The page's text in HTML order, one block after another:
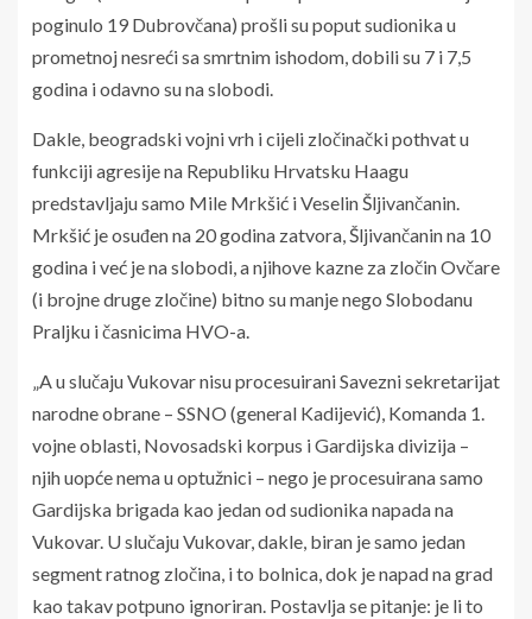
poginulo 19 Dubrovčana) prošli su poput sudionika u
prometnoj nesreći sa smrtnim ishodom, dobili su 7 i 7,5
godina i odavno su na slobodi.
Dakle, beogradski vojni vrh i cijeli zločinački pothvat u
funkciji agresije na Republiku Hrvatsku Haagu
predstavljaju samo Mile Mrkšić i Veselin Šljivančanin.
Mrkšić je osuđen na 20 godina zatvora, Šljivančanin na 10
godina i već je na slobodi, a njihove kazne za zločin Ovčare
(i brojne druge zločine) bitno su manje nego Slobodanu
Praljku i časnicima HVO-a.
„A u slučaju Vukovar nisu procesuirani Savezni sekretarijat
narodne obrane – SSNO (general Kadijević), Komanda 1.
vojne oblasti, Novosadski korpus i Gardijska divizija –
njih uopće nema u optužnici – nego je procesuirana samo
Gardijska brigada kao jedan od sudionika napada na
Vukovar. U slučaju Vukovar, dakle, biran je samo jedan
segment ratnog zločina, i to bolnica, dok je napad na grad
kao takav potpuno ignoriran. Postavlja se pitanje: je li to